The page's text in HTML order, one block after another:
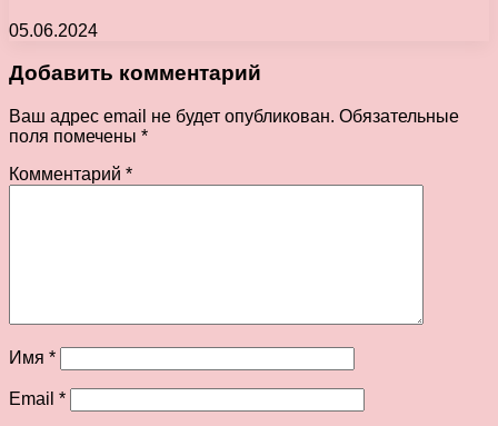
05.06.2024
Добавить комментарий
Ваш адрес email не будет опубликован. Обязательные
поля помечены *
Комментарий *
Имя *
Email *